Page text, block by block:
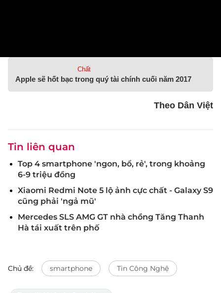
Chất
Apple sẽ hốt bạc trong quý tài chính cuối năm 2017
Theo Dân Việt
Tin liên quan
Top 4 smartphone 'ngon, bổ, rẻ', trong khoảng
6-9 triệu đồng
Xiaomi Redmi Note 5 lộ ảnh cực chất - Galaxy S9
cũng phải 'ngả mũ'
Mercedes SLS AMG GT nhà chồng Tăng Thanh
Hà tái xuất trên phố
Chủ đề: smartphone Tin Công Nghệ